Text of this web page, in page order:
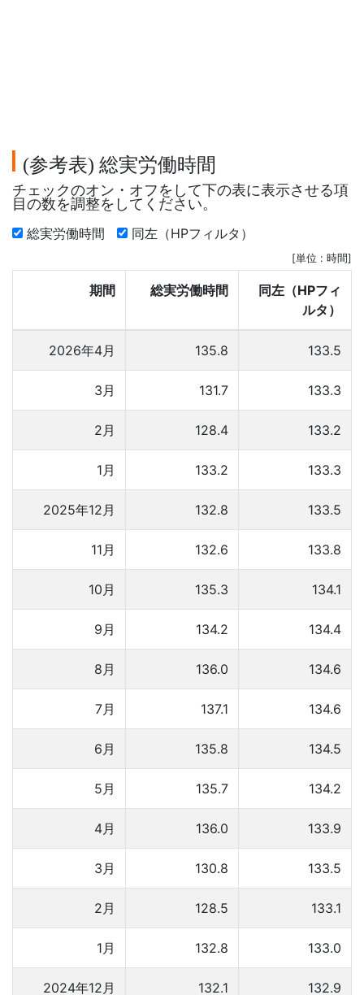
(参考表) 総実労働時間
チェックのオン・オフをして下の表に表示させる項
目の数を調整をしてください。
総実労働時間 同左（HPフィルタ）
[単位 : 時間]
期間 総実労働時間
同左（HPフィ
ルタ）
2026年4月 135.8 133.5
3月 131.7 133.3
2月 128.4 133.2
1月 133.2 133.3
2025年12月 132.8 133.5
11月 132.6 133.8
10月 135.3 134.1
9月 134.2 134.4
8月 136.0 134.6
7月 137.1 134.6
6月 135.8 134.5
5月 135.7 134.2
4月 136.0 133.9
3月 130.8 133.5
2月 128.5 133.1
1月 132.8 133.0
2024年12月 132.1 132.9